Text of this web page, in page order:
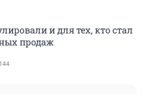
и для тех, кто стал
продаж